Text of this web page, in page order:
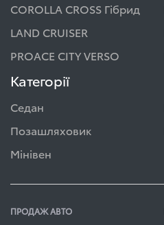
COROLLA CROSS Гібрид
LAND CRUISER
PROACE CITY VERSO
Категорії
Седан
Позашляховик
Мінівен
ПРОДАЖ АВТО